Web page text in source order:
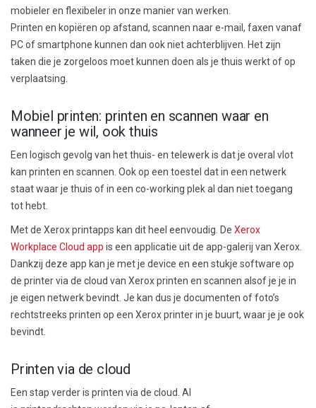
mobieler en flexibeler in onze manier van werken.
Printen en kopiëren op afstand, scannen naar e-mail, faxen vanaf
PC of smartphone kunnen dan ook niet achterblijven . Het zijn
taken die je zorgeloos moet kunnen doen als je thuis werkt of op
verplaatsing.
Mobiel printen: printen en scannen waar en
wanneer je wil, ook thuis
Een logisch gevolg van het thuis- en telewerkis dat je overal vlot
kan printen en scannen. Ook op een toestel dat in een netwerk
staat waar je thuis ofin een co-working plekal dan niet toegang
tot hebt.
Met de Xerox printapps kan dit heel eenvoudig. De Xerox
Workplace Cloud app is een applicatie uit de app-galerij van Xerox.
Dankzij deze app kan je met je device en een stukje software op
de printer via de cloud van Xerox printen en scannen alsof je je in
je eigen netwerk bevindt. Je kan dus je documenten of foto’s
rechtstreeks printen op een Xerox printer in je buurt, waar je je ook
bevindt.
Printen via de cloud
Een stap verder is printen via de cloud Al